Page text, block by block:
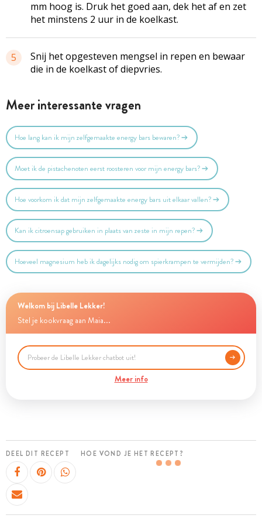
mm hoog is. Druk het goed aan, dek het af en zet
het minstens 2 uur in de koelkast.
5
Snij het opgesteven mengsel in repen en bewaar
die in de koelkast of diepvries.
Meer interessante vragen
Hoe lang kan ik mijn zelfgemaakte energy bars bewaren?
Moet ik de pistachenoten eerst roosteren voor mijn energy bars?
Hoe voorkom ik dat mijn zelfgemaakte energy bars uit elkaar vallen?
Kan ik citroensap gebruiken in plaats van zeste in mijn repen?
Hoeveel magnesium heb ik dagelijks nodig om spierkrampen te vermijden?
Welkom bij Libelle Lekker!
Stel je kookvraag aan Maia...
Meer info
DEEL DIT RECEPT HOE VOND JE HET RECEPT?